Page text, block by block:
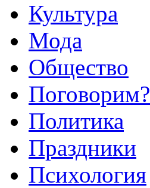
Культура
Мода
Общество
Поговорим?
Политика
Праздники
Психология